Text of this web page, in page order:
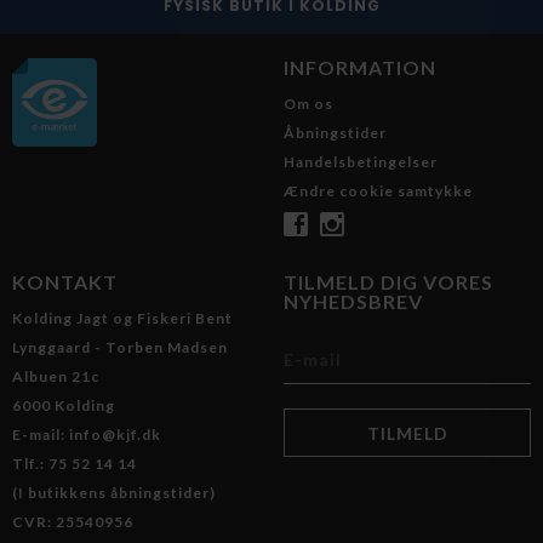
FYSISK BUTIK I KOLDING
INFORMATION
Om os
Åbningstider
Handelsbetingelser
Ændre cookie samtykke
KONTAKT
Kolding Jagt og Fiskeri Bent
Lynggaard - Torben Madsen
Albuen 21c
6000 Kolding
E-mail: info@kjf.dk
Tlf.: 75 52 14 14
(I butikkens åbningstider)
CVR: 25540956
TILMELD DIG VORES
NYHEDSBREV